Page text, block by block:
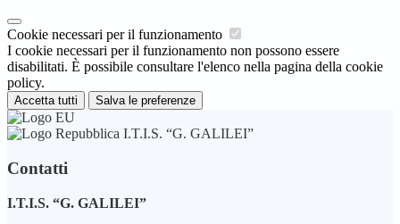
Cookie necessari per il funzionamento
I cookie necessari per il funzionamento non possono essere
disabilitati. È possibile consultare l'elenco nella pagina della cookie
policy.
Accetta tutti Salva le preferenze
I.T.I.S. “G. GALILEI”
Contatti
I.T.I.S. “G. GALILEI”